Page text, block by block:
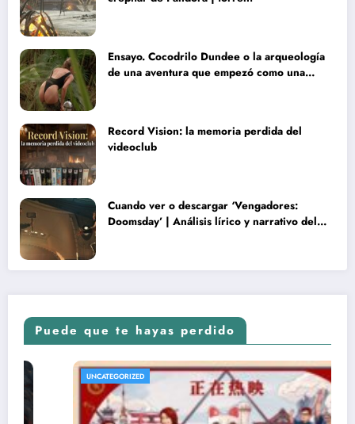
Ensayo. Cocodrilo Dundee o la arqueología
de una aventura que empezó como una
Record Vision: la memoria perdida del
videoclub
Cuando ver o descargar ‘Vengadores:
Doomsday’ | Análisis lírico y narrativo del
Puede que te hayas perdido
UNCATEGORIZED